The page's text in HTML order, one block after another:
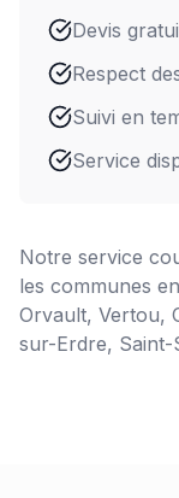
Devis
Respect
Suivi en
Service
Notre service
les communes
Orvault, Vertou,
sur-Erdre, Saint-